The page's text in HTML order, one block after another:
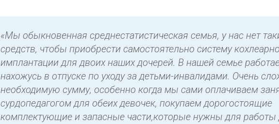
«Мы обыкновенная среднестатистическая семья, у нас нет
средств, чтобы приобрести самостоятельно систему
имплантации для двоих наших дочерей. В нашей семье
нахожусь в отпуске по уходу за детьми-инвалидами. Очень
необходимую сумму, особенно когда мы сами оплачиваем
сурдопедагогом для обеих девочек, покупаем дорогостоящие
комплектующие и запасные части,которые нужны для работы